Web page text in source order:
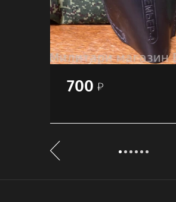
700